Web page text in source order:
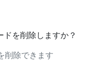
ドを削除しますか？
削除できます